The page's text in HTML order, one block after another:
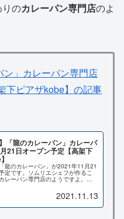
のカレーパン専門店のよ
ン」カレーパン専門店
下ピアザkobe】の記事
「龍のカレーパン」カレーパ
21日オープン予定【高架下
龍のカレーパン」が2021年11月21
定です。ソムリエシェフが作るこ
レーパン専門店のようですよ。場
や場所など詳しくお伝え致します♪
2021.11.13